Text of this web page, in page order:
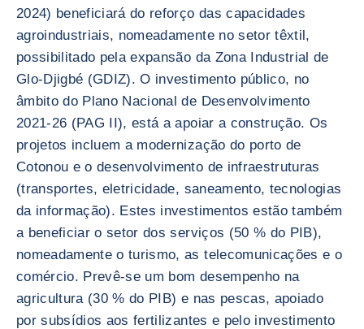
2024) beneficiará do reforço das capacidades
agroindustriais, nomeadamente no setor têxtil,
possibilitado pela expansão da Zona Industrial de
Glo-Djigbé (GDIZ). O investimento público, no
âmbito do Plano Nacional de Desenvolvimento
2021-26 (PAG II), está a apoiar a construção. Os
projetos incluem a modernização do porto de
Cotonou e o desenvolvimento de infraestruturas
(transportes, eletricidade, saneamento, tecnologias
da informação). Estes investimentos estão também
a beneficiar o setor dos serviços (50 % do PIB),
nomeadamente o turismo, as telecomunicações e o
comércio. Prevê-se um bom desempenho na
agricultura (30 % do PIB) e nas pescas, apoiado
por subsídios aos fertilizantes e pelo investimento